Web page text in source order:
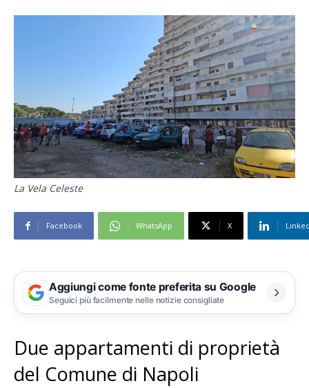
La Vela Celeste
Facebook WhatsApp X
Aggiungi come fonte preferita su Google
Seguici più facilmente nelle notizie consigliate
Due appartamenti di proprietà
del Comune di Napoli